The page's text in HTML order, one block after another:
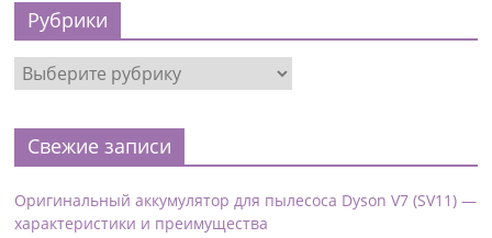
Рубрики
Свежие записи
Оригинальный аккумулятор для пылесоса Dyson V7 (SV11) —
характеристики и преимущества